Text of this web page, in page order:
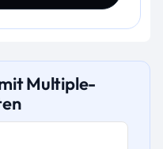
Multiple-